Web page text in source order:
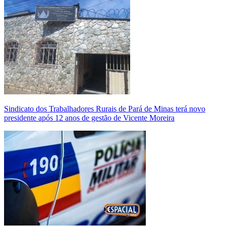
Sindicato dos Trabalhadores Rurais de Pará de Minas terá novo
presidente após 12 anos de gestão de Vicente Moreira